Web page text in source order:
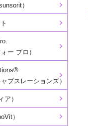
）
ー プロ）
プスレーションズ）
ア）
）